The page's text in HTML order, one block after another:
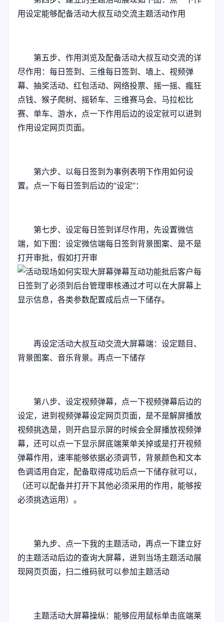
用设定能够配备活动大叔互动交流主题活动作用
第五步、作用浏览及配备活动大叔互动交流的详
尽作用：每日签到、三维每日签到、墙上、视频弹
幕、抽奖活动、红包活动、网络投票、摇一摇、瘋狂
点钱、猴子爬树、摇轿车、三维赛马会、马拉松比
赛、单车、游水，点一下作用后边的设定就可以进到
作用设定网页页面。
第六步、以每日签到为事例表明下作用如何设
置。点一下每日签到后边的“设定”：
第七步、设定每日签到详尽作用，先设置微信
端，如下图：设定微信端每日签到背景图案、是不是
打开审批，假如打开审
批后客户每
日签到了必须到后台管理审核通过才可以在大屏幕上
显示信息，各类参数配置成后点一下储存。
再设定活动大叔互动交流大屏幕端：设定题目、
背景图案、音乐背景。再点一下储存
第八步、设定视频弹幕，点一下视频弹幕后边的
设定，进到视频弹幕设定网页页面，是不是解屏播放
视频挑选是，则开启显示屏的时候会全屏播放视频弹
幕，还可以点一下显示屏底端莱单关掉或是打开视频
弹幕作用，速率能够依据必须调节，背景颜色和文本
色调适用自定，配备取得成功后点一下储存就可以，
（还可以配备并打开下其他必须采用的作用，能够按
必须挑选运用）。
第九步、点一下我的主题活动，再点一下建立好
的主题活动后边的查询大屏幕，进到当场主题活动展
现网页页面，扫二维码就可以参加主题活动
主题活动大屏幕操纵：能够应用鼠标单击底端莱